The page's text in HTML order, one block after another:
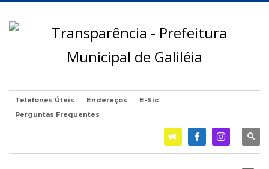
Telefones Úteis Endereços
E-Sic
Perguntas Frequentes